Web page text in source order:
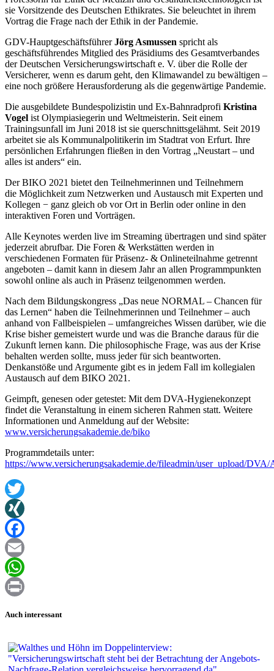
sie Vorsitzende des Deutschen Ethikrates. Sie beleuchtet in ihrem
Vortrag die Frage nach der Ethik in der Pandemie.
GDV-HauptgeschäftsführerJörg Asmussen spricht als
geschäftsführendes Mitglied des Präsidiums des Gesamtverbandes
der Deutschen Versicherungswirtschaft e. V. über die Rolle der
Versicherer, wenn es darum geht, den Klimawandel zu bewältigen –
eine noch größere Herausforderung als die gegenwärtige Pandemie.
Die ausgebildete Bundespolizistin und Ex-Bahnradprofi Kristina
Vogel ist Olympiasiegerin und Weltmeisterin. Seit einem
Trainingsunfall im Juni 2018 ist sie querschnittsgelähmt. Seit 2019
arbeitet sie als Kommunalpolitikerin im Stadtrat von Erfurt. Ihre
persönlichen Erfahrungen fließen in den Vortrag „Neustart – und
alles ist anders“ ein.
Der BIKO 2021 bietet den Teilnehmerinnen und Teilnehmern
die Möglichkeit zum Netzwerken und Austausch mit Experten und
Kollegen − ganz gleich ob vor Ort in Berlin oder online in den
interaktiven Foren und Vorträgen.
Alle Keynotes werden live im Streaming übertragen und sind später
jederzeit abrufbar. Die Foren & Werkstätten werden in
verschiedenen Formaten für Präsenz- & Onlineteilnahme getrennt
angeboten – damit kann in diesem Jahr an allen Programmpunkten
sowohl online als auch in Präsenz teilgenommen werden.
Nach dem Bildungskongress „Das neue NORMAL – Chancen für
das Lernen“ haben die Teilnehmerinnen und Teilnehmer – auch
anhand von Fallbeispielen – umfangreiches Wissen darüber, wie die
Krise bisher gemeistert wurde und was die Branche daraus für die
Zukunft lernen kann. Die philosophische Frage, was aus der Krise
behalten werden sollte, muss jeder für sich beantworten.
Denkanstöße und Argumente gibt es in jedem Fall im kollegialen
Austausch auf dem BIKO 2021.
Geimpft, genesen oder getestet: Mit dem DVA-Hygienekonzept
findet die Veranstaltung in einem sicheren Rahmen statt. Weitere
Informationen und Anmeldung auf der Website:
www.versicherungsakademie.de/biko
Programmdetails unter:
https://www.versicherungsakademie.de/fileadmin/user_upload/
Twitter
XING
Facebook
Email
WhatsApp
Auch interessant